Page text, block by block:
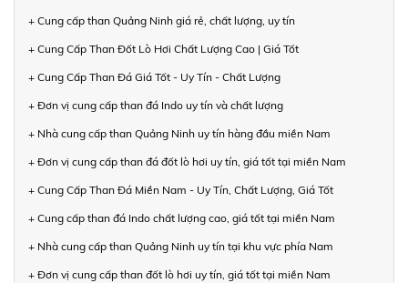
+ Cung cấp than Quảng Ninh giá rẻ, chất lượng, uy tín
+ Cung Cấp Than Đốt Lò Hơi Chất Lượng Cao | Giá Tốt
+ Cung Cấp Than Đá Giá Tốt - Uy Tín - Chất Lượng
+ Đơn vị cung cấp than đá Indo uy tín và chất lượng
+ Nhà cung cấp than Quảng Ninh uy tín hàng đầu miền Nam
+ Đơn vị cung cấp than đá đốt lò hơi uy tín, giá tốt tại miền Nam
+ Cung Cấp Than Đá Miền Nam - Uy Tín, Chất Lượng, Giá Tốt
+ Cung cấp than đá Indo chất lượng cao, giá tốt tại miền Nam
+ Nhà cung cấp than Quảng Ninh uy tín tại khu vực phía Nam
+ Đơn vị cung cấp than đốt lò hơi uy tín, giá tốt tại miền Nam